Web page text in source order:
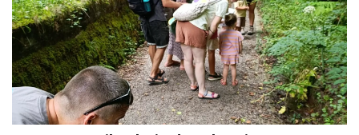
Naturan murgiltzeko jarduerak, Leizaran
Bisitarien Etxearen eskutik